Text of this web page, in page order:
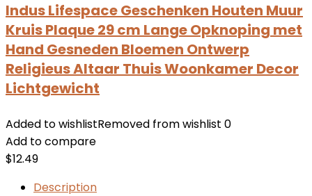
Indus Lifespace Geschenken Houten Muur
Kruis Plaque 29 cm Lange Opknoping met
Hand Gesneden Bloemen Ontwerp
Religieus Altaar Thuis Woonkamer Decor
Lichtgewicht
Added to wishlistRemoved from wishlist 0
Add to compare
$12.49
Description